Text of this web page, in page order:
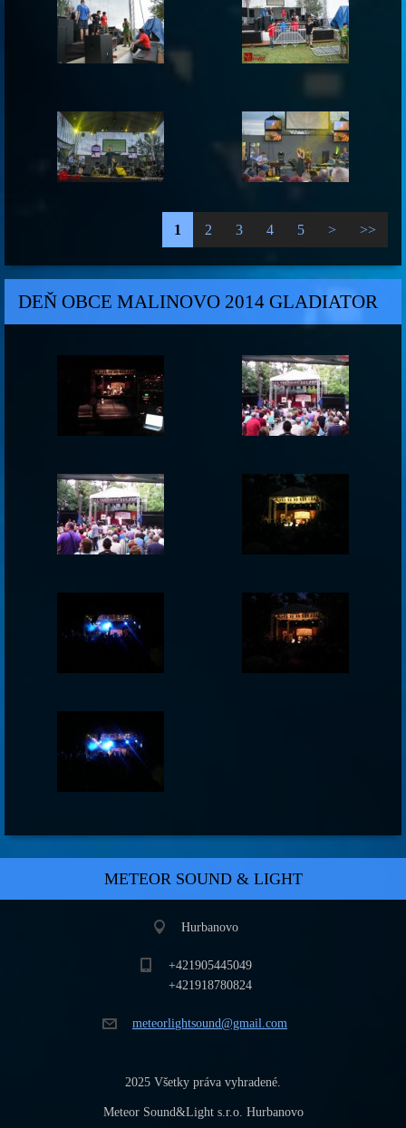
1 2 3 4 5 > >>
DEŇ OBCE MALINOVO 2014 GLADIATOR
METEOR SOUND & LIGHT
Hurbanovo
+421905445049
+421918780824
meteorlightsound@gmail.com
2025 Všetky práva vyhradené.
Meteor Sound&Light s.r.o. Hurbanovo